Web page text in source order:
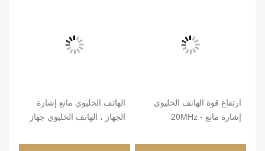
ارتفاع قوة الهاتف الخليوي
إشارة مانع 20MHz -
الهاتف الخليوي مانع إشارة
الجهاز ، الهاتف الخليوي جهاز
المدى الفعال